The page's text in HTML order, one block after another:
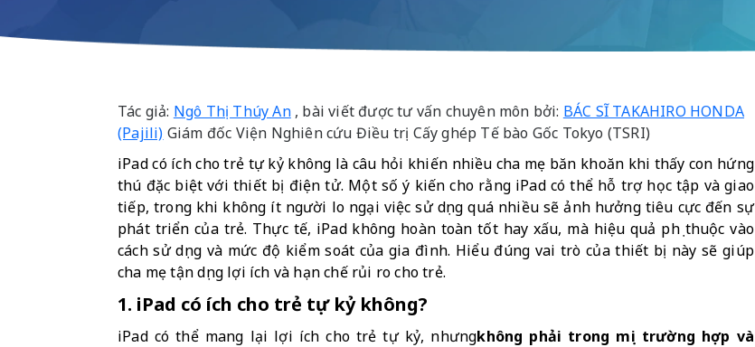
Tác giả: Ngô Thị Thúy An, bài viết được tư vấn chuyên môn bởi: BÁC SĨ TAKAHIRO HONDA
(Pajili) Giám đốc Viện Nghiên cứu Điều trị Cấy ghép Tế bào Gốc Tokyo (TSRI)
iPad có ích cho trẻ tự kỷ không là câu hỏi khiến nhiều cha mẹ băn khoăn khi thấy con hứng
thú đặc biệt với thiết bị điện tử. Một số ý kiến cho rằng iPad có thể hỗ trợ học tập và giao
tiếp, trong khi không ít người lo ngại việc sử dụng quá nhiều sẽ ảnh hưởng tiêu cực đến sự
phát triển của trẻ. Thực tế, iPad không hoàn toàn tốt hay xấu, mà hiệu quả phụ thuộc vào
cách sử dụng và mức độ kiểm soát của gia đình. Hiểu đúng vai trò của thiết bị này sẽ giúp
cha mẹ tận dụng lợi ích và hạn chế rủi ro cho trẻ.
1. iPad có ích cho trẻ tự kỷ không?
iPad có thể mang lại lợi ích cho trẻ tự kỷ, nhưngkhông phải trong mọi trường hợp và